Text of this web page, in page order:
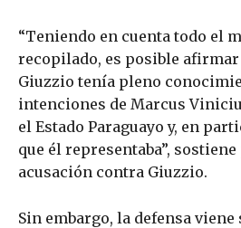
“Teniendo en cuenta todo el
recopilado, es posible
Giuzzio tenía pleno
intenciones de Marcus
el Estado Paraguayo y, en
que él representaba”,
acusación contra Giuzzio.
Sin embargo, la defensa